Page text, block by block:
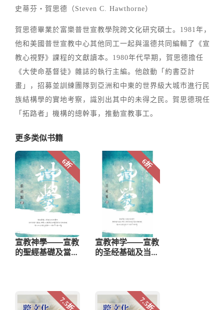
史蒂芬‧賀思德（Steven C. Hawthorne）
賀思德畢業於富樂普世宣教學院跨文化研究碩士。1981年，
他和美國普世宣教中心其他同工一起與溫德共同編輯了《宣
教心視野》課程的文獻讀本。1980年代早期，賀思德擔任
《大使命基督徒》雜誌的執行主編。他啟動「約書亞計
畫」，招募並訓練團隊到亞洲和中東的世界級大城市進行民
族結構學的實地考察，識別出其中的未得之民。賀思德現任
「拓路者」機構的總幹事，推動宣教事工。
更多类似书籍